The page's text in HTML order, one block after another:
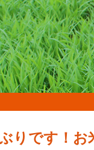
りです！お